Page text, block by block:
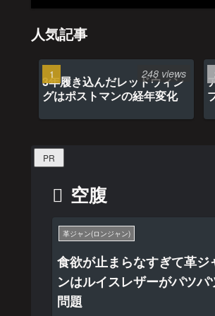
人気記事
3年履き込んだレッドウィン
グはポストマンの経年変化
248 views
PR
空腹
革ジャン(ロンジャン)
食欲が止まらなすぎて革ジ
ンはルイスレザーがパツパ
問題